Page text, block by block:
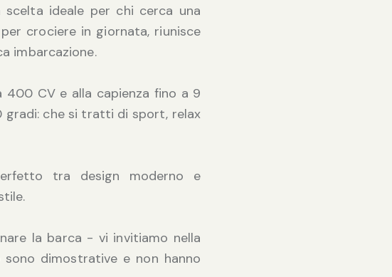
ideale per chi cerca una
crociere in giornata, riunisce
imbarcazione.
CV e alla capienza fino a 9
gradi: che si tratti di sport, relax
tra design moderno e
la barca - vi invitiamo nella
dimostrative e non hanno